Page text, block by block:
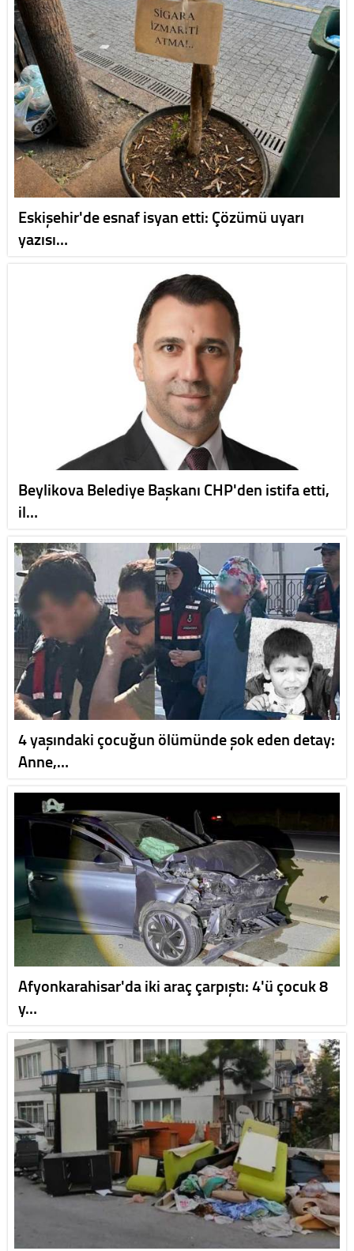
Eskişehir'de esnaf isyan etti: Çözümü uyarı
yazısı…
Beylikova Belediye Başkanı CHP'den istifa etti,
il…
4 yaşındaki çocuğun ölümünde şok eden detay:
Anne,…
Afyonkarahisar'da iki araç çarpıştı: 4'ü çocuk 8
y…